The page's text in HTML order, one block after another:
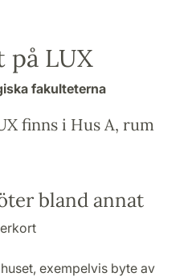
på LUX
fakulteterna
finns i Hus A, rum
bland annat
exempelvis byte av